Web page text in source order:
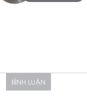
BÌNH LUẬN